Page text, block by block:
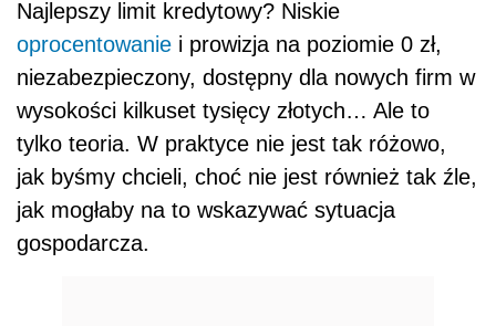
Najlepszy limit kredytowy? Niskie
oprocentowanie i prowizja na poziomie 0 zł,
niezabezpieczony, dostępny dla nowych firm w
wysokości kilkuset tysięcy złotych… Ale to
tylko teoria. W praktyce nie jest tak różowo,
jak byśmy chcieli, choć nie jest również tak źle,
jak mogłaby na to wskazywać sytuacja
gospodarcza.